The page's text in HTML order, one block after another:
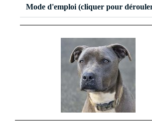
Mode d'emploi (cliquer pour